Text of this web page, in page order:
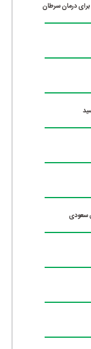
درمان سرطان
سعودی